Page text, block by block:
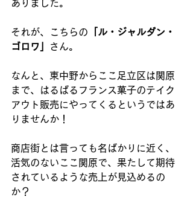
ありました。
それが、こちらの 「ル・ジャルダン・
ゴロワ」
さん。
なんと、東中野からここ足立区は関原
まで、はるばるフランス菓子のテイク
アウト販売にやってくるというではあ
りませんか！
商店街とは言っても名ばかりに近く、
活気のないここ関原で、果たして期待
されているような売上が見込めるの
か？